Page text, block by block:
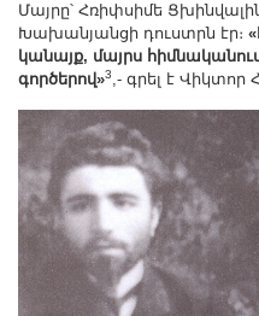
Մայրը՝ Հռիփսիմե
Խախանյանցի դուստրն էր։
կանայք, մայրս
գործերով»3,- գրել է Վիկտոր